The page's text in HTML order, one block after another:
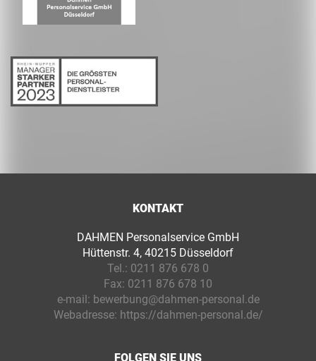
KONTAKT
DAHMEN Personalservice GmbH
Hüttenstr. 4, 40215 Düsseldorf
Tel.: 0211 876 678 0
Fax: 0211 876 678 10
e-mail: bewerbung@dahmen-personal.de
Webadresse: https://dahmen-personal.de/
FOLGEN SIE UNS